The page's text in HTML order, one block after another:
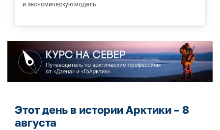
и экономическую модель
Этот день в истории Арктики – 8
августа